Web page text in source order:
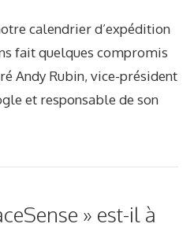
calendrier d’expédition
fait quelques compromis
Andy Rubin, vice-président
et responsable de son
» est-il à